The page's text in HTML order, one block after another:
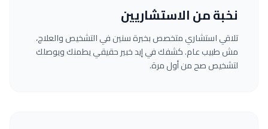
نخبة من الاستشاريين
تلاقي استشاري متخصص بخبرة سنين في التشخيص والعلاج،
مش طبيب عام. كشفك في إيد خبير حقيقي يطمنك ويوصلك
لتشخيص صح من أول مرة.